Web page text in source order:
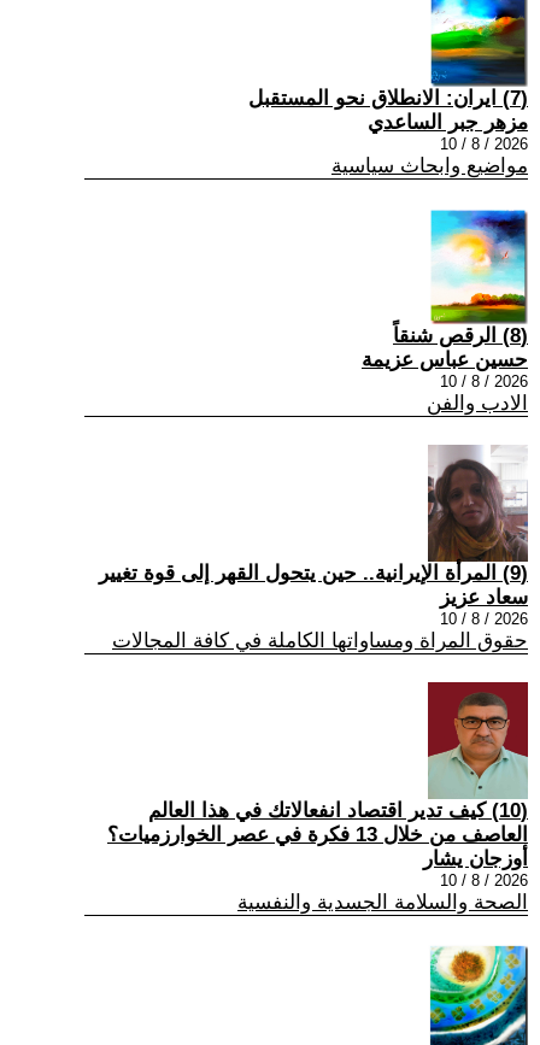
(7) ايران: الانطلاق نحو المستقبل
مزهر جبر الساعدي
2026 / 8 / 10
مواضيع وابحاث سياسية
(8) الرقص شنقاً
حسين عباس عزيمة
2026 / 8 / 10
الادب والفن
(9) المرأة الإيرانية.. حين يتحول القهر إلى قوة تغيير
سعاد عزيز
2026 / 8 / 10
حقوق المراة ومساواتها الكاملة في كافة المجالات
(10) كيف تدير اقتصاد انفعالاتك في هذا العالم
العاصف من خلال 13 فكرة في عصر الخوارزميات؟
أوزجان يشار
2026 / 8 / 10
الصحة والسلامة الجسدية والنفسية